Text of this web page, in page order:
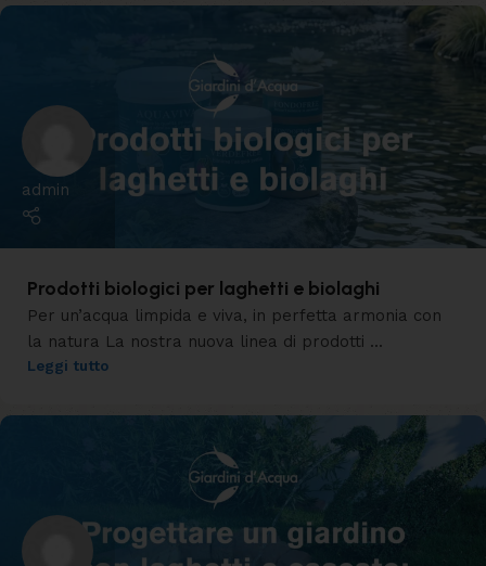
admin
Prodotti biologici per laghetti e biolaghi
Per un’acqua limpida e viva, in perfetta armonia con
la natura La nostra nuova linea di prodotti ...
Leggi tutto